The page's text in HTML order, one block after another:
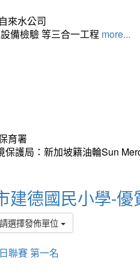
來水公司
備檢驗 等三合一工程 more...
育署
保護局：新加坡籍油輪Sun
建德國民小學-優
請選擇發佈單位
聯賽 第一名